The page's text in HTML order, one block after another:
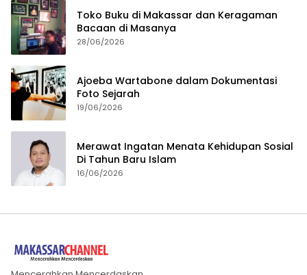
Toko Buku di Makassar dan Keragaman
Bacaan di Masanya
28/06/2026
Ajoeba Wartabone dalam Dokumentasi
Foto Sejarah
19/06/2026
Merawat Ingatan Menata Kehidupan Sosial
Di Tahun Baru Islam
16/06/2026